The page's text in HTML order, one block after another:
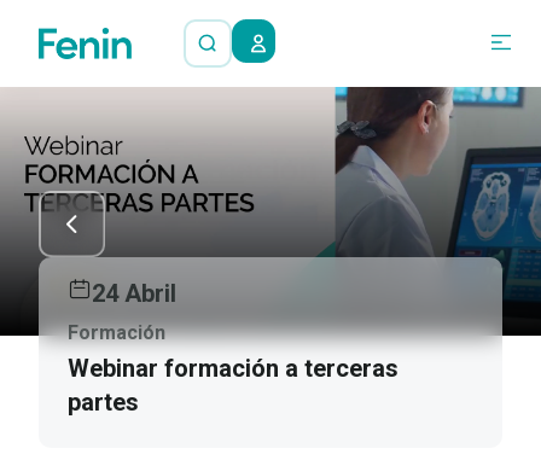
24 Abril
Formación
Webinar formación a terceras
partes